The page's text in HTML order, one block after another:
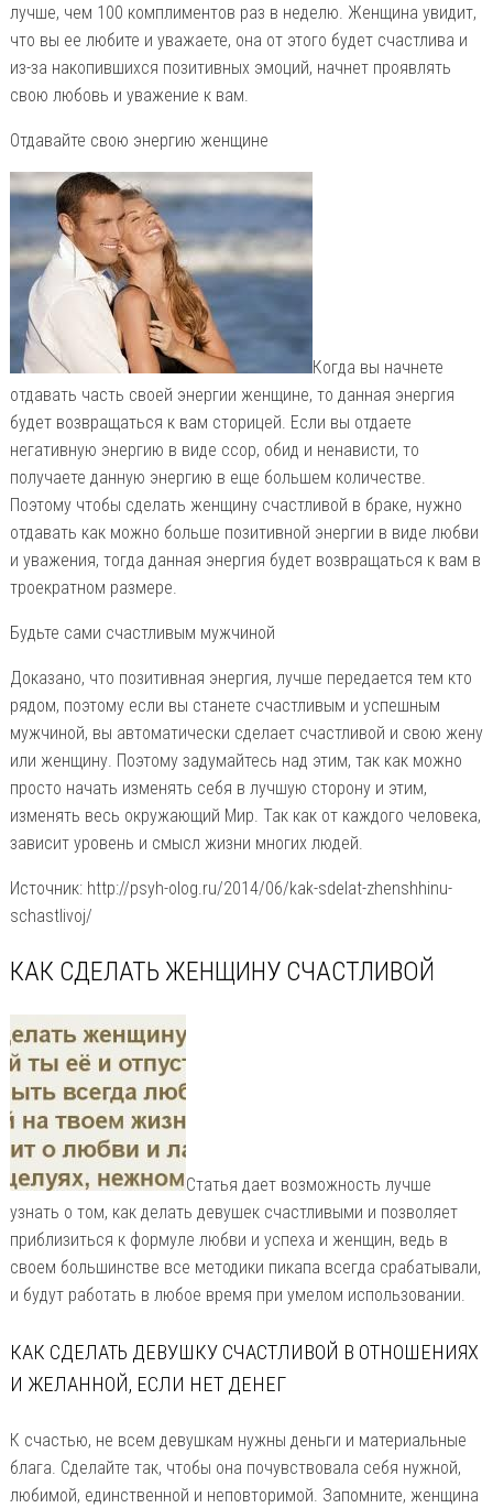
лучше, чем 100 комплиментов раз в неделю. Женщина увидит,
что вы ее любите и уважаете, она от этого будет счастлива и
из-за накопившихся позитивных эмоций, начнет проявлять
свою любовь и уважение к вам.
Отдавайте свою энергию женщине
Когда вы начнете
отдавать часть своей энергии женщине, то данная энергия
будет возвращаться к вам сторицей. Если вы отдаете
негативную энергию в виде ссор, обид и ненависти, то
получаете данную энергию в еще большем количестве.
Поэтому чтобы сделать женщину счастливой в браке, нужно
отдавать как можно больше позитивной энергии в виде любви
и уважения, тогда данная энергия будет возвращаться к вам в
троекратном размере.
Будьте сами счастливым мужчиной
Доказано, что позитивная энергия, лучше передается тем кто
рядом, поэтому если вы станете счастливым и успешным
мужчиной, вы автоматически сделает счастливой и свою жену
или женщину. Поэтому задумайтесь над этим, так как можно
просто начать изменять себя в лучшую сторону и этим,
изменять весь окружающий Мир. Так как от каждого человека,
зависит уровень и смысл жизни многих людей.
Источник: http://psyh-olog.ru/2014/06/kak-sdelat-zhenshhinu-
schastlivoj/
КАК СДЕЛАТЬ ЖЕНЩИНУ СЧАСТЛИВОЙ
Статья дает возможность лучше
узнать о том, как делать девушек счастливыми и позволяет
приблизиться к формуле любви и успеха и женщин, ведь в
своем большинстве все методики пикапа всегда срабатывали,
и будут работать в любое время при умелом использовании.
КАК СДЕЛАТЬ ДЕВУШКУ СЧАСТЛИВОЙ В ОТНОШЕНИЯХ
И ЖЕЛАННОЙ, ЕСЛИ НЕТ ДЕНЕГ
К счастью, не всем девушкам нужны деньги и материальные
блага. Сделайте так, чтобы она почувствовала себя нужной,
любимой, единственной и неповторимой. Запомните, женщина